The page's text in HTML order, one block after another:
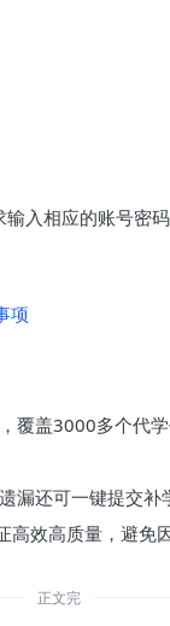
入相应的账号密
项
覆盖3000多个代
漏还可一键提交补
效高质量，避免
正文完